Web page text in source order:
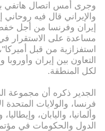
وجرى أمس اتصال هاتفي
والإيراني قال فيه
إيران وفرنسا من أجل
مساعدة على الاستقرار
استفزازية من قبل
التعاون بين إيران
لكل المنطقة.
الجدير ذكره أن مجموعة
فرنسا، والولايات المتحدة
وألمانيا، واليابان،
الدول والحكومات في